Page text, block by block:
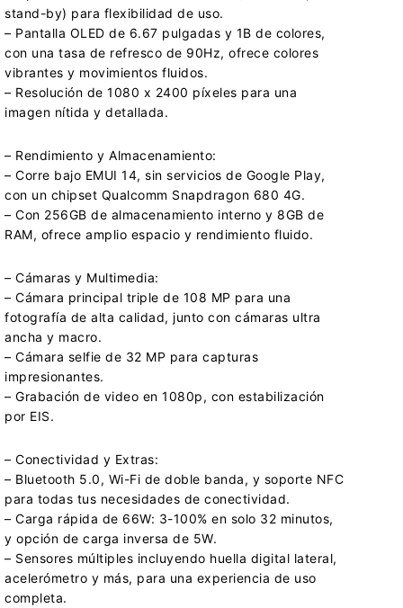
stand-by) para flexibilidad de uso.
– Pantalla OLED de 6.67 pulgadas y 1B de colores,
con una tasa de refresco de 90Hz, ofrece colores
vibrantes y movimientos fluidos.
– Resolución de 1080 x 2400 píxeles para una
imagen nítida y detallada.
– Rendimiento y Almacenamiento:
– Corre bajo EMUI 14, sin servicios de Google Play,
con un chipset Qualcomm Snapdragon 680 4G.
– Con 256GB de almacenamiento interno y 8GB de
RAM, ofrece amplio espacio y rendimiento fluido.
– Cámaras y Multimedia:
– Cámara principal triple de 108 MP para una
fotografía de alta calidad, junto con cámaras ultra
ancha y macro.
– Cámara selfie de 32 MP para capturas
impresionantes.
– Grabación de video en 1080p, con estabilización
por EIS.
– Conectividad y Extras:
– Bluetooth 5.0, Wi-Fi de doble banda, y soporte NFC
para todas tus necesidades de conectividad.
– Carga rápida de 66W: 3-100% en solo 32 minutos,
y opción de carga inversa de 5W.
– Sensores múltiples incluyendo huella digital lateral,
acelerómetro y más, para una experiencia de uso
completa.